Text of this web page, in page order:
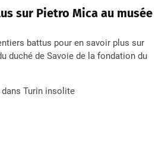
sur Pietro Mica au musée
battus pour en savoir plus sur
duché de Savoie de la fondation du
Turin insolite